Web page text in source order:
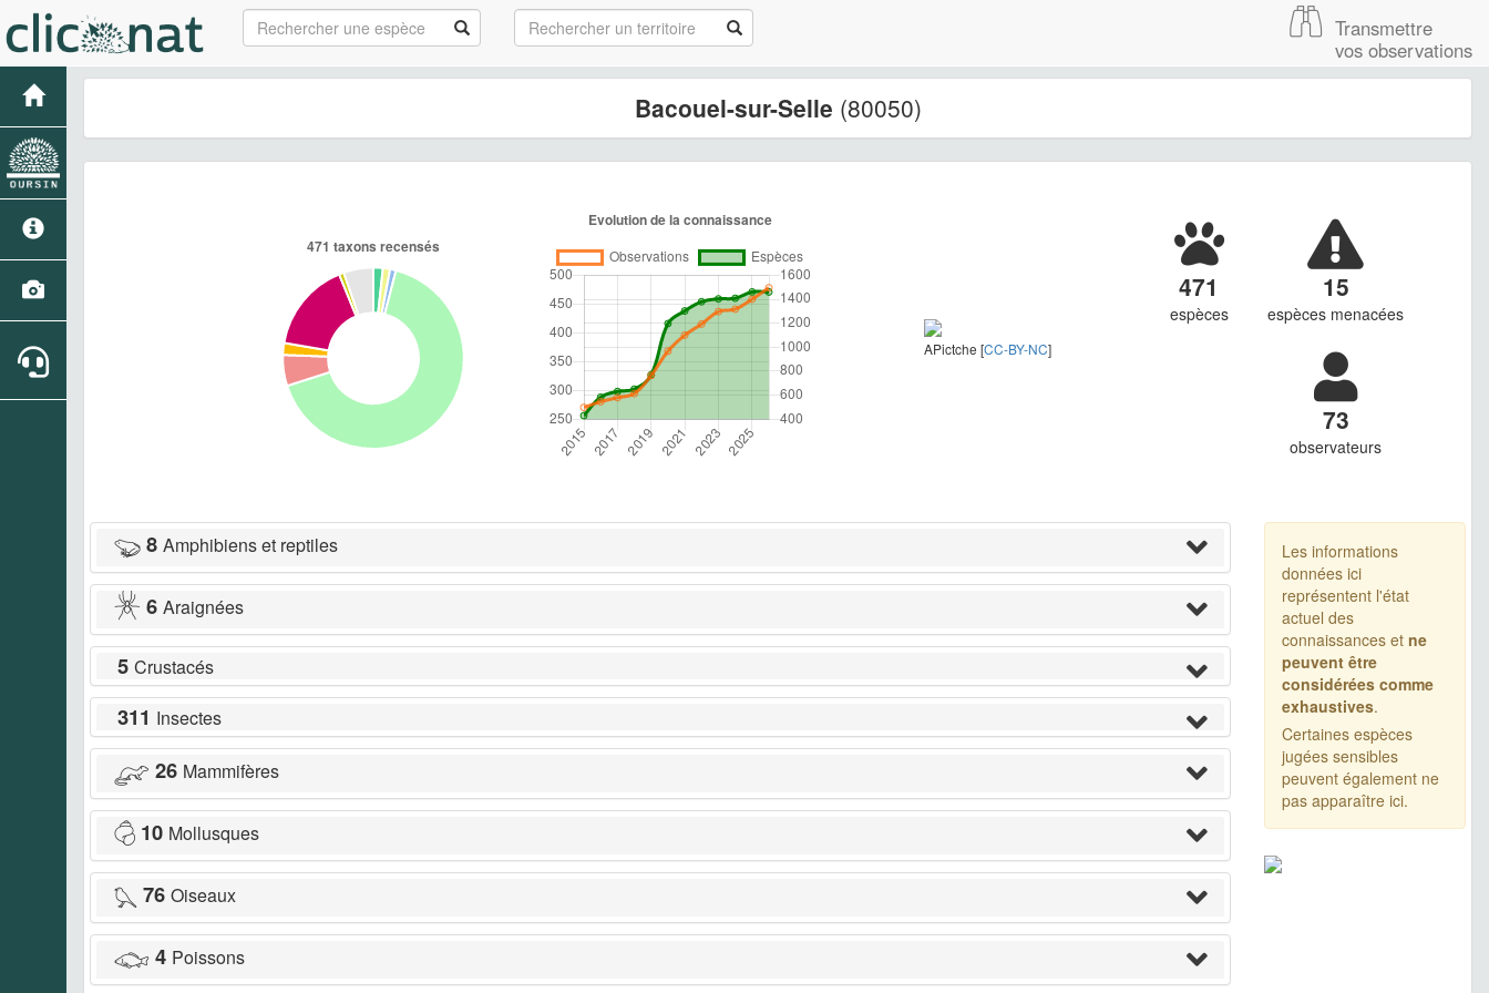
Transmettre
vos observations
Bacouel-sur-Selle (80050)
APictche [CC-BY-NC]
471
espèces
15
espèces menacées
73
observateurs
8 Amphibiens et reptiles
6 Araignées
5 Crustacés
311 Insectes
26 Mammifères
10 Mollusques
76 Oiseaux
4 Poissons
Les informations
données ici
représentent l'état
actuel des
connaissances et ne
peuvent être
considérées comme
exhaustives.
Certaines espèces
jugées sensibles
peuvent également ne
pas apparaître ici.